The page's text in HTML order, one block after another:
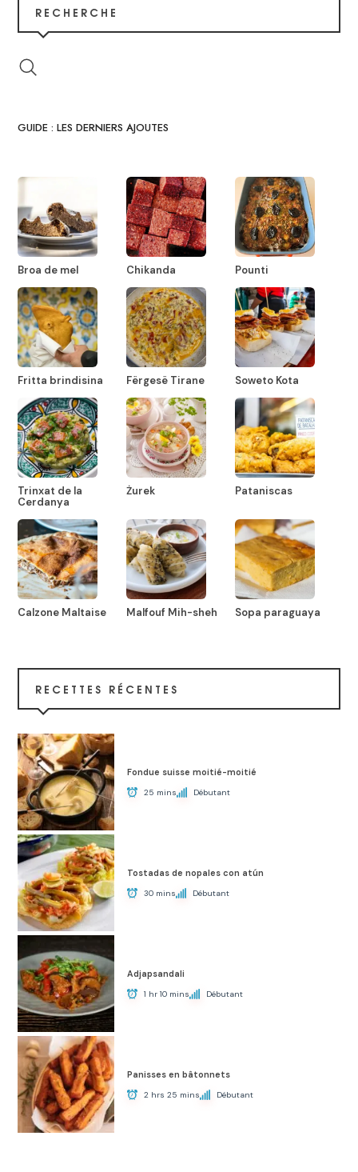
RECHERCHE
GUIDE : LES DERNIERS AJOUTES
Broa de mel Chikanda Pounti
Fritta brindisina Fërgesë Tirane Soweto Kota
Trinxat de la
Cerdanya
Żurek Pataniscas
Calzone Maltaise Malfouf Mih-sheh Sopa paraguaya
RECETTES RÉCENTES
Fondue suisse moitié-moitié
25 mins Débutant
Tostadas de nopales con atún
30 mins Débutant
Adjapsandali
1 hr 10 mins Débutant
Panisses en bâtonnets
2 hrs 25 mins Débutant